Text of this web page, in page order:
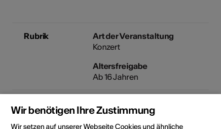
Rubrik
Art der Veranstaltung
Konzert
Altersfreigabe
Ab 16 Jahren
Wir benötigen Ihre Zustimmung
Wir setzen auf unserer Webseite Cookies und ähnliche